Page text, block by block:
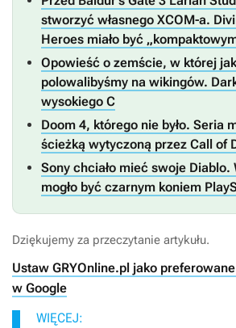
stworzyć własnego XCOM-a.
Heroes miało być
Opowieść o zemście, w której
polowalibyśmy na wikingów.
wysokiego C
Doom 4, którego nie było. Seria
ścieżką wytyczoną przez Call of
Sony chciało mieć swoje Diablo.
mogło być czarnym koniem
Dziękujemy za przeczytanie artykułu.
Ustaw GRYOnline.pl jako
w Google
WIĘCEJ: